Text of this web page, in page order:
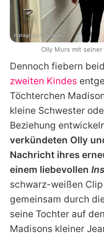
Dennoch fiebern
zweiten Kindes
Töchterchen
kleine Schwester
Beziehung
verkündeten Olly
Nachricht ihres
einem liebevollen
schwarz-weißen
gemeinsam durch
seine Tochter auf
Madisons kleiner
Instagram / ollymurs
Olly Murs mit